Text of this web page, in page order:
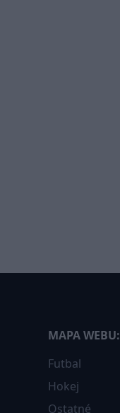
MAPA WEBU:
Futbal
Hokej
Ostatné